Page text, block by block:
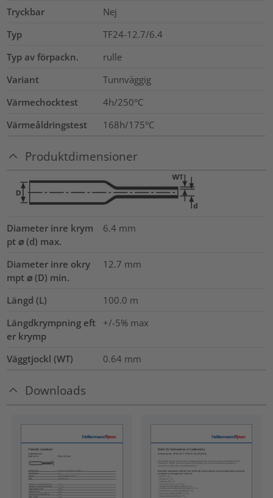
Tryckbar
Nej
Typ
TF24-12.7/6.4
Typ av förpackn.
rulle
Variant
Tunnväggig
Värmechocktest
4h/250°C
Värmeåldringstest
168h/175°C
Produktdimensioner
Diameter inre krym
pt ⌀ (d) max.
6.4 mm
Diameter inre okry
mpt ⌀ (D) min.
12.7 mm
Längd (L) 100.0 m
Längdkrympning eft
er krymp
+/-5% max
Väggtjockl (WT) 0.64 mm
Downloads